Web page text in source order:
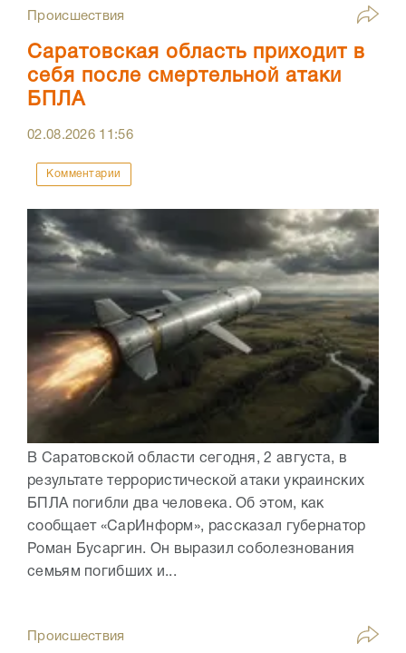
Происшествия
Саратовская область приходит в
себя после смертельной атаки
БПЛА
02.08.2026 11:56
Комментарии
В Саратовской области сегодня, 2 августа, в
результате террористической атаки украинских
БПЛА погибли два человека. Об этом, как
сообщает «СарИнформ», рассказал губернатор
Роман Бусаргин. Он выразил соболезнования
семьям погибших и...
Происшествия